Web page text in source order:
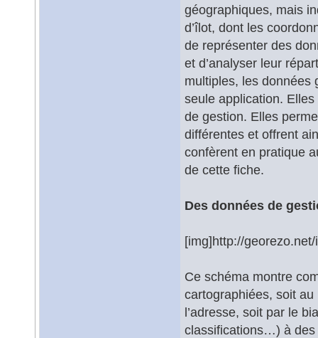
géographiques, mais
d’îlot, dont les
de représenter des
et d’analyser leur
multiples, les données
seule application.
de gestion. Elles
différentes et offrent
confèrent en pratique
de cette fiche.
Des données de
[img]http://
Ce schéma montre
cartographiées, soit
l’adresse, soit par le
classifications…) à des